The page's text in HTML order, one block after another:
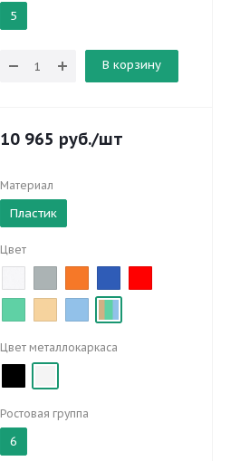
5
В корзину
10 965 руб./шт
Материал
Пластик
Цвет
Цвет металлокаркаса
Ростовая группа
6